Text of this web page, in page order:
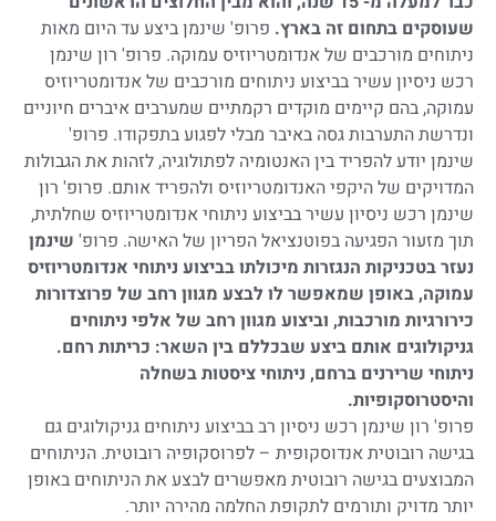
שעוסקים בתחום זה בארץ. פרופ' שינמן ביצע עד היום מאות
ניתוחים מורכבים של אנדומטריוזיס עמוקה. פרופ' רון שינמן
רכש ניסיון עשיר בביצוע ניתוחים מורכבים של אנדומטריוזיס
עמוקה, בהם קיימים מוקדים רקמתיים שמערבים איברים חיוניים
ונדרשת התערבות גסה באיבר מבלי לפגוע בתפקודו. פרופ'
שינמן יודע להפריד בין האנטומיה לפתולוגיה, לזהות את הגבולות
המדויקים של היקפי האנדומטריוזיס ולהפריד אותם. פרופ' רון
שינמן רכש ניסיון עשיר בביצוע ניתוחי אנדומטריוזיס שחלתית,
תוך מזעור הפגיעה בפוטנציאל הפריון של האישה. פרופ' שינמן
נעזר בטכניקות הנגזרות מיכולתו בביצוע ניתוחי אנדומטריוזיס
עמוקה, באופן שמאפשר לו לבצע מגוון רחב של פרוצדורות
כירורגיות מורכבות, וביצוע מגוון רחב של אלפי ניתוחים
גניקולוגים אותם ביצע שבכללם בין השאר: כריתות רחם.
ניתוחי שרירנים ברחם, ניתוחי ציסטות בשחלה
והיסטרוסקופיות.
פרופ' רון שינמן רכש ניסיון רב בביצוע ניתוחים גניקולוגים גם
בגישה רובוטית אנדוסקופית – לפרוסקופיה רובוטית. הניתוחים
המבוצעים בגישה רובוטית מאפשרים לבצע את הניתוחים באופן
יותר מדויק ותורמים לתקופת החלמה מהירה יותר.